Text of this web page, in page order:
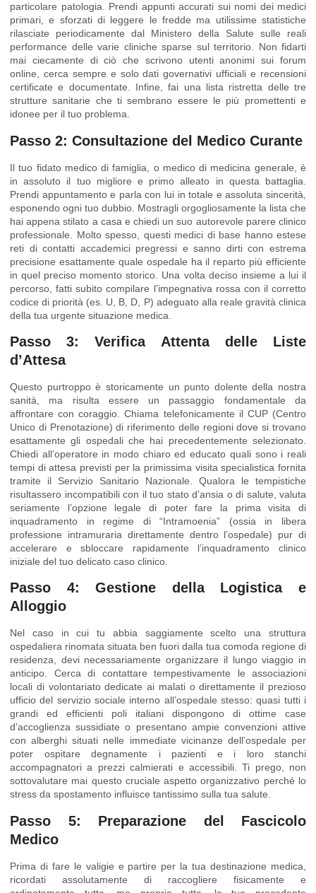
particolare patologia. Prendi appunti accurati sui nomi dei medici
primari, e sforzati di leggere le fredde ma utilissime statistiche
rilasciate periodicamente dal Ministero della Salute sulle reali
performance delle varie cliniche sparse sul territorio. Non fidarti
mai ciecamente di ciò che scrivono utenti anonimi sui forum
online, cerca sempre e solo dati governativi ufficiali e recensioni
certificate e documentate. Infine, fai una lista ristretta delle tre
strutture sanitarie che ti sembrano essere le più promettenti e
idonee per il tuo problema.
Passo 2: Consultazione del Medico Curante
Il tuo fidato medico di famiglia, o medico di medicina generale, è
in assoluto il tuo migliore e primo alleato in questa battaglia.
Prendi appuntamento e parla con lui in totale e assoluta sincerità,
esponendo ogni tuo dubbio. Mostragli orgogliosamente la lista che
hai appena stilato a casa e chiedi un suo autorevole parere clinico
professionale. Molto spesso, questi medici di base hanno estese
reti di contatti accademici pregressi e sanno dirti con estrema
precisione esattamente quale ospedale ha il reparto più efficiente
in quel preciso momento storico. Una volta deciso insieme a lui il
percorso, fatti subito compilare l’impegnativa rossa con il corretto
codice di priorità (es. U, B, D, P) adeguato alla reale gravità clinica
della tua urgente situazione medica.
Passo 3: Verifica Attenta delle Liste
d’Attesa
Questo purtroppo è storicamente un punto dolente della nostra
sanità, ma risulta essere un passaggio fondamentale da
affrontare con coraggio. Chiama telefonicamente il CUP (Centro
Unico di Prenotazione) di riferimento delle regioni dove si trovano
esattamente gli ospedali che hai precedentemente selezionato.
Chiedi all’operatore in modo chiaro ed educato quali sono i reali
tempi di attesa previsti per la primissima visita specialistica fornita
tramite il Servizio Sanitario Nazionale. Qualora le tempistiche
risultassero incompatibili con il tuo stato d’ansia o di salute, valuta
seriamente l’opzione legale di poter fare la prima visita di
inquadramento in regime di “Intramoenia” (ossia in libera
professione intramuraria direttamente dentro l’ospedale) pur di
accelerare e sbloccare rapidamente l’inquadramento clinico
iniziale del tuo delicato caso clinico.
Passo 4: Gestione della Logistica e
Alloggio
Nel caso in cui tu abbia saggiamente scelto una struttura
ospedaliera rinomata situata ben fuori dalla tua comoda regione di
residenza, devi necessariamente organizzare il lungo viaggio in
anticipo. Cerca di contattare tempestivamente le associazioni
locali di volontariato dedicate ai malati o direttamente il prezioso
ufficio del servizio sociale interno all’ospedale stesso: quasi tutti i
grandi ed efficienti poli italiani dispongono di ottime case
d’accoglienza sussidiate o presentano ampie convenzioni attive
con alberghi situati nelle immediate vicinanze dell’ospedale per
poter ospitare degnamente i pazienti e i loro stanchi
accompagnatori a prezzi calmierati e accessibili. Ti prego, non
sottovalutare mai questo cruciale aspetto organizzativo perché lo
stress da spostamento influisce tantissimo sulla tua salute.
Passo 5: Preparazione del Fascicolo
Medico
Prima di fare le valigie e partire per la tua destinazione medica,
ricordati assolutamente di raccogliere fisicamente e